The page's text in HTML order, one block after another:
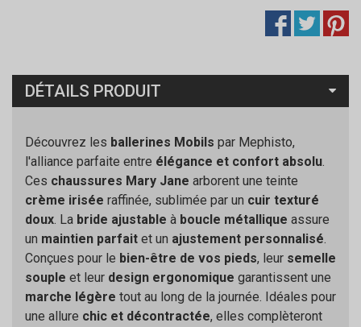
DÉTAILS PRODUIT
Découvrez les ballerines Mobils par Mephisto,
l'alliance parfaite entre élégance et confort absolu.
Ces chaussures Mary Jane arborent une teinte
crème irisée raffinée, sublimée par un cuir texturé
doux. La bride ajustable à boucle métallique assure
un maintien parfait et un ajustement personnalisé.
Conçues pour le bien-être de vos pieds, leur semelle
souple et leur design ergonomique garantissent une
marche légère tout au long de la journée. Idéales pour
une allure chic et décontractée, elles complèteront